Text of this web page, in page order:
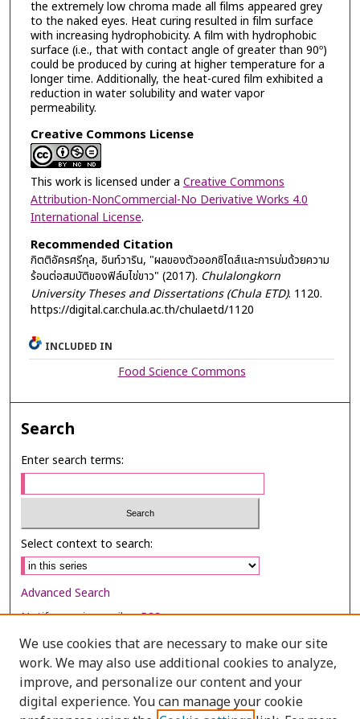
the extremely low chroma made all films appeared grey
to the naked eyes. Heat curing resulted in film surface
with increasing hydrophobicity. A film with hydrophobic
surface (i.e., that with contact angle of greater than 90º)
could be produced by curing at higher temperature for a
longer time. Additionally, the heat-cured film exhibited a
reduction in water solubility and water vapor
permeability.
Creative Commons License
This work is licensed under a Creative Commons
Attribution-NonCommercial-No Derivative Works 4.0
International License.
Recommended Citation
กิตติอัครศรีกุล, อินท์วาริน, "ผลของตัวออกซิไดส์และการบ่มด้วยความ
ร้อนต่อสมบัติของฟิล์มไข่ขาว" (2017). Chulalongkorn
University Theses and Dissertations (Chula ETD). 1120.
https://digital.car.chula.ac.th/chulaetd/1120
INCLUDED IN
Food Science Commons
Search
Enter search terms:
Select context to search:
Advanced Search
Notify me via email orRSS
Browse
Collections
Disciplines
We use cookies that are necessary to make our site
work. We may also use additional cookies to analyze,
improve, and personalize our content and your
digital experience. You can manage your cookie